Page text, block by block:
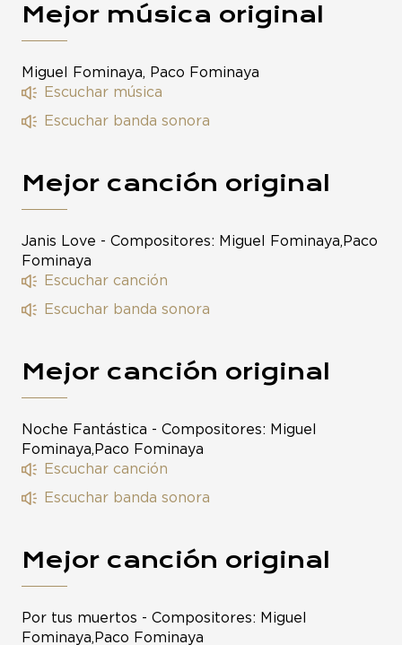
Mejor música original
Miguel Fominaya, Paco Fominaya
Escuchar música
Escuchar banda sonora
Mejor canción original
Janis Love - Compositores: Miguel Fominaya,Paco
Fominaya
Escuchar canción
Escuchar banda sonora
Mejor canción original
Noche Fantástica - Compositores: Miguel
Fominaya,Paco Fominaya
Escuchar canción
Escuchar banda sonora
Mejor canción original
Por tus muertos - Compositores: Miguel
Fominaya,Paco Fominaya